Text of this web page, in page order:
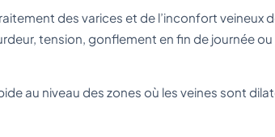
des varices et de l’inconfort veineux
tension, gonflement en fin de journée
au niveau des zones où les veines sont